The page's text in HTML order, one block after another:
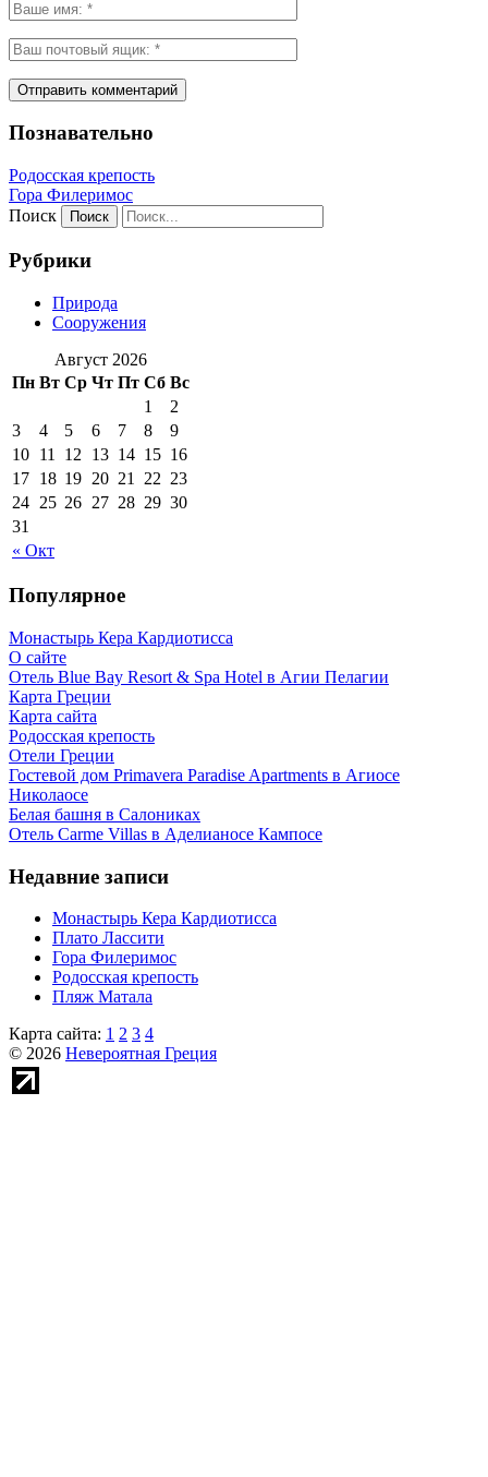
Познавательно
Родосская крепость
Гора Филеримос
Поиск
Рубрики
Природа
Сооружения
Август 2026
Пн Вт Ср Чт Пт Сб Вс
« Окт
1
2
3
4 5 6 7 8
9
10 11 12 13 14 15 16
17 18 19 20 21 22 23
24 25 26 27 28 29 30
31
Популярное
Монастырь Кера Кардиотисса
О сайте
Отель Blue Bay Resort & Spa Hotel в Агии Пелагии
Карта Греции
Карта сайта
Родосская крепость
Отели Греции
Гостевой дом Primavera Paradise Apartments в Агиосе
Николаосе
Белая башня в Салониках
Отель Carme Villas в Аделианосе Кампосе
Недавние записи
Монастырь Кера Кардиотисса
Плато Лассити
Гора Филеримос
Родосская крепость
Пляж Матала
Карта сайта: 1 2 3 4
© 2026 Невероятная Греция